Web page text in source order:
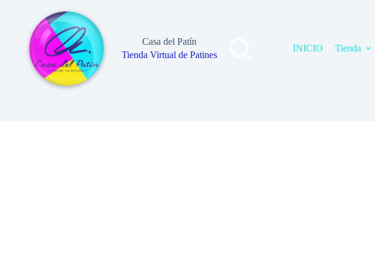
contenido
Casa del Patín
Tienda Virtual de Patines
INICIO Tienda